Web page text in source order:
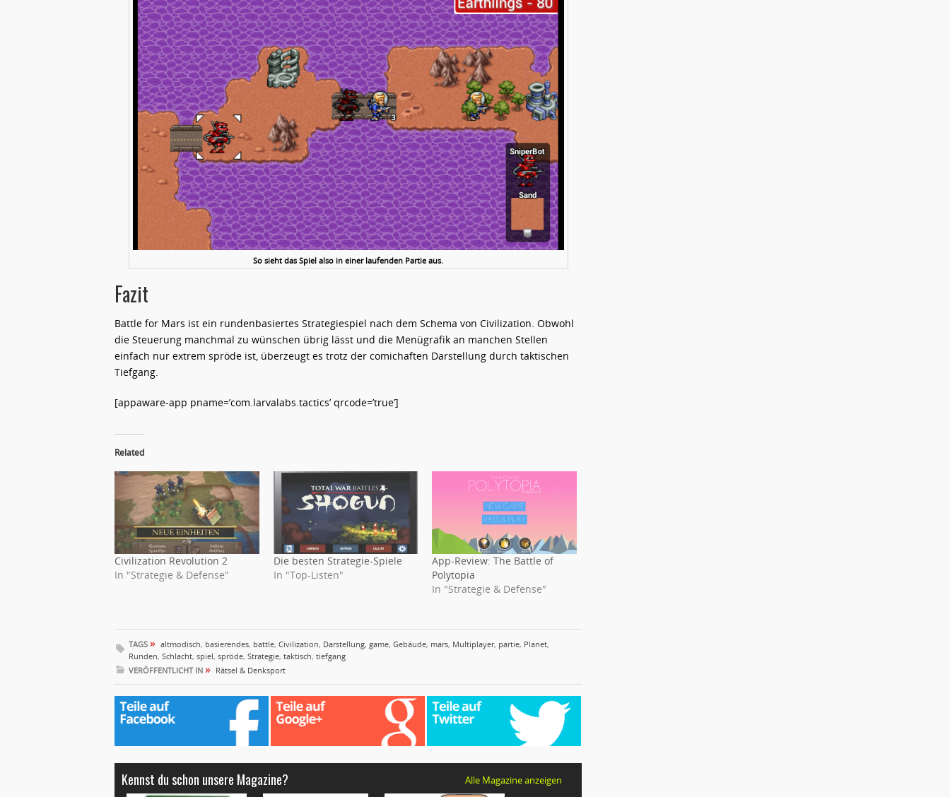
So sieht das Spiel also in einer laufenden Partie aus.
Fazit
Battle for Mars ist ein rundenbasiertes Strategiespiel nach dem Schema von Civilization. Obwohl
die Steuerung manchmal zu wünschen übrig lässt und die Menügrafik an manchen Stellen
einfach nur extrem spröde ist, überzeugt es trotz der comichaften Darstellung durch taktischen
Tiefgang.
[appaware-app pname=’com.larvalabs.tactics’ qrcode=’true’]
Related
Civilization Revolution 2
In "Strategie & Defense"
Die besten Strategie-Spiele
In "Top-Listen"
App-Review: The Battle of
Polytopia
In "Strategie & Defense"
TAGS » altmodisch, basierendes, battle, Civilization, Darstellung, game, Gebäude, mars, Multiplayer, partie, Planet,
Runden, Schlacht, spiel, spröde, Strategie, taktisch, tiefgang
VERÖFFENTLICHT IN » Rätsel & Denksport
Kennst du schon unsere Magazine? Alle Magazine anzeigen